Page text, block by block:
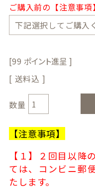
ご購入前の【注意事
99
送料込
【注意事項】
【１】２回目以降
ては、コンビニ郵
たします。